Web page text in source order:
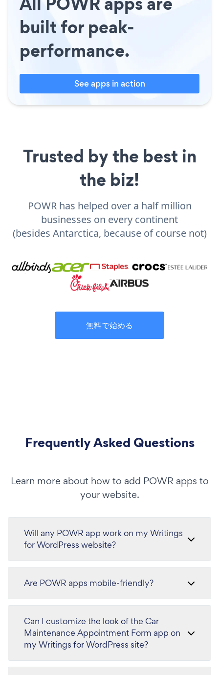
built for peak-
performance.
See apps in action
Trusted by the best in
the biz!
POWR has helped over a half million
businesses on every continent
(besides Antarctica, because of course not)
無料で始める
Frequently Asked Questions
Learn more about how to add POWR apps to
your website.
Will any POWR app work on my Writings
for WordPress website?
Are POWR apps mobile-friendly?
Can I customize the look of the Car
Maintenance Appointment Form app on
my Writings for WordPress site?